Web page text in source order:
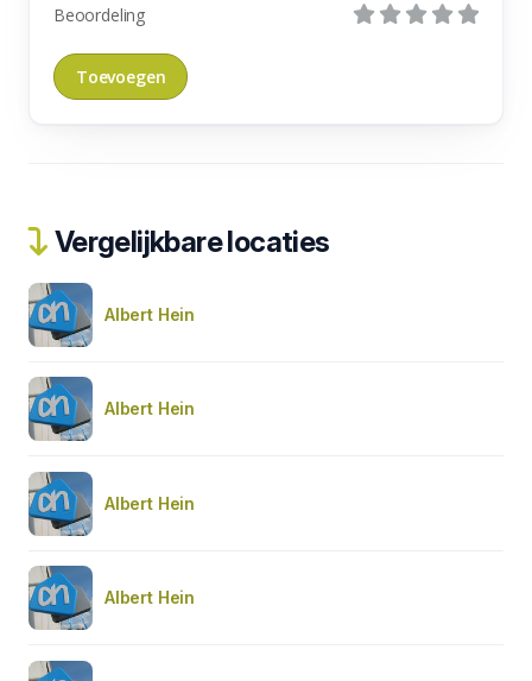
Beoordeling
Vergelijkbare locaties
Albert Hein
Albert Hein
Albert Hein
Albert Hein